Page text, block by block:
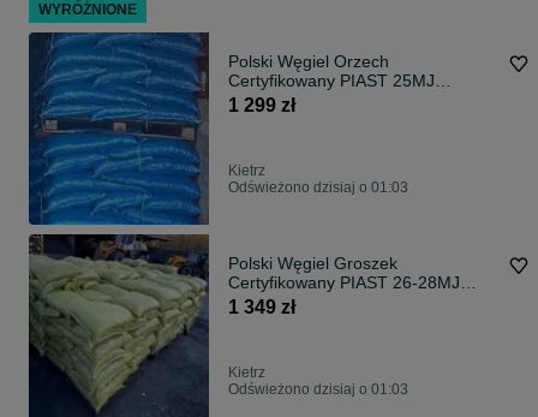
Polski Węgiel Orzech
Certyfikowany PIAST 25MJ
BEZPŁATNA DOSTAWA
1 299 zł
Kietrz
Odświeżono dzisiaj o 01:03
Polski Węgiel Groszek
Certyfikowany PIAST 26-28MJ
BEZPŁATNA DOSTAWA
1 349 zł
Kietrz
Odświeżono dzisiaj o 01:03
WYRÓŻNIONE